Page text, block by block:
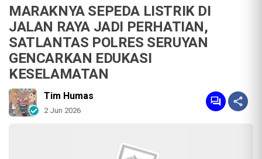
MARAKNYA SEPEDA LISTRIK DI
JALAN RAYA JADI PERHATIAN,
SATLANTAS POLRES SERUYAN
GENCARKAN EDUKASI
KESELAMATAN
Tim Humas
2 Jun 2026